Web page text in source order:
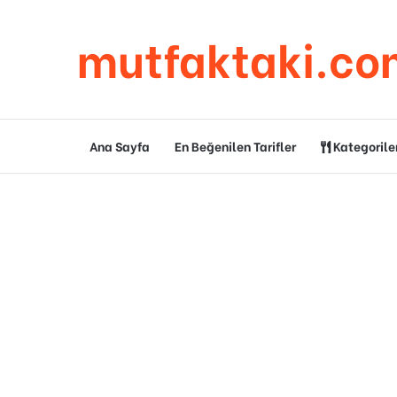
Ana Sayfa En Beğenilen Tarifler